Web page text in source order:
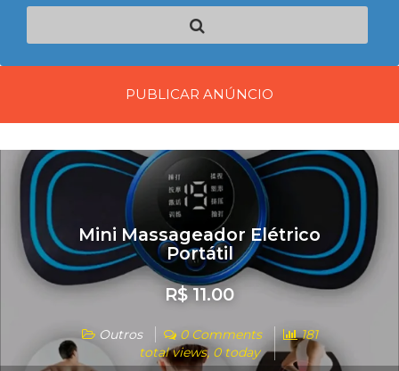
PUBLICAR ANÚNCIO
Mini Massageador Elétrico
Portátil
R$ 11.00
Outros 0 Comments
181
total views, 0 today